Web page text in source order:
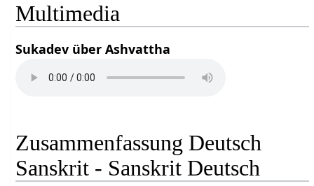
Multimedia
Sukadev über Ashvattha
Zusammenfassung Deutsch
Sanskrit - Sanskrit Deutsch